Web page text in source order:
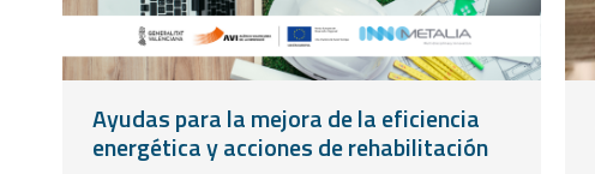
Ayudas para la mejora de la eficiencia
energética y acciones de rehabilitación